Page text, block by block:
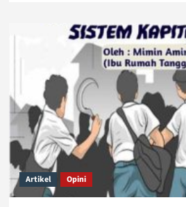
Dengan
Spirit
Hijrah,
Siapkan
Generasi
Berislam
Kaffah
Artikel Opini